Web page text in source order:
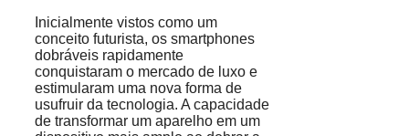
Inicialmente vistos como um
conceito futurista, os smartphones
dobráveis rapidamente
conquistaram o mercado de luxo e
estimularam uma nova forma de
usufruir da tecnologia. A capacidade
de transformar um aparelho em um